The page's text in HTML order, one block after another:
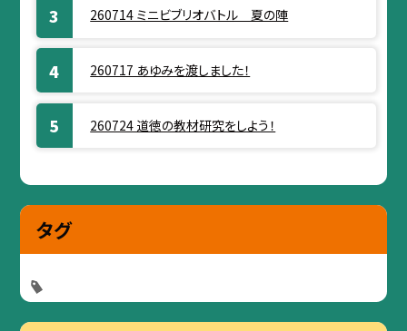
260714 ミニビブリオバトル 夏の陣
260717 あゆみを渡しました！
260724 道徳の教材研究をしよう！
タグ